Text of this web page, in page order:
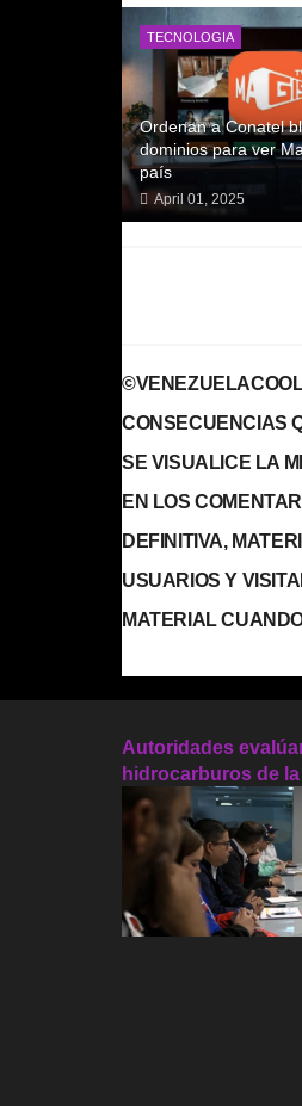
TECNOLOGIA
Ordenan a Conatel
dominios para ver
país
April 01, 2025
CONSECUENCIAS
SE VISUALICE LA
EN LOS
DEFINITIVA,
USUARIOS Y
MATERIAL
Autoridades
hidrocarburos de